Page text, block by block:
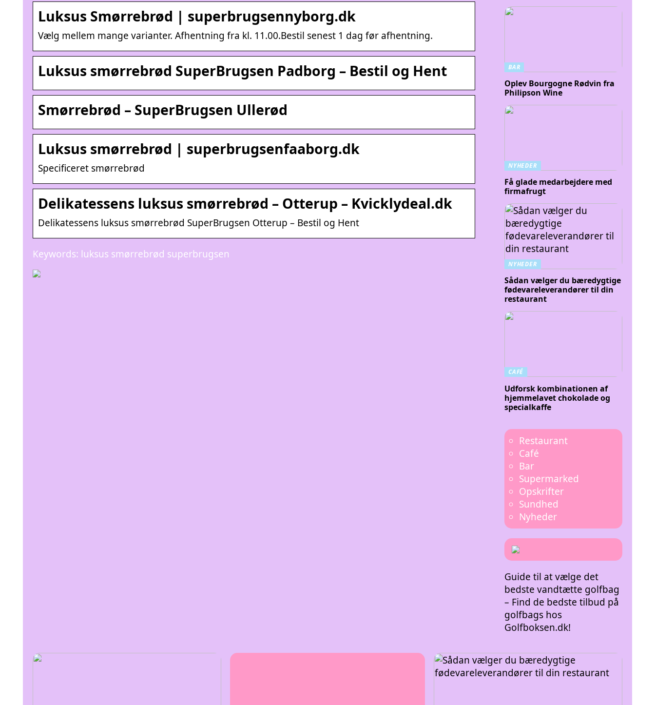
Luksus Smørrebrød | superbrugsennyborg.dk
Vælg mellem mange varianter. Afhentning fra kl. 11.00.Bestil senest 1 dag før afhentning.
Luksus smørrebrød SuperBrugsen Padborg – Bestil og Hent
Smørrebrød – SuperBrugsen Ullerød
Luksus smørrebrød | superbrugsenfaaborg.dk
Specificeret smørrebrød
Delikatessens luksus smørrebrød – Otterup – Kvicklydeal.dk
Delikatessens luksus smørrebrød SuperBrugsen Otterup – Bestil og Hent
Keywords: luksus smørrebrød superbrugsen
BAR
Oplev Bourgogne Rødvin fra
Philipson Wine
NYHEDER
Få glade medarbejdere med
firmafrugt
NYHEDER
Sådan vælger du bæredygtige
fødevareleverandører til din
restaurant
CAFÉ
Udforsk kombinationen af
hjemmelavet chokolade og
specialkaffe
Restaurant
Café
Bar
Supermarked
Opskrifter
Sundhed
Nyheder
Guide til at vælge det
bedste vandtætte golfbag
– Find de bedste tilbud på
golfbags hos
Golfboksen.dk!